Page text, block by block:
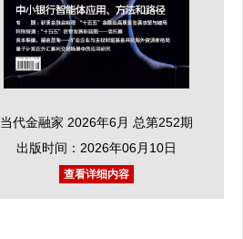
当代金融家 2026年6月 总第252期
出版时间：2026年06月10日
查看详细内容